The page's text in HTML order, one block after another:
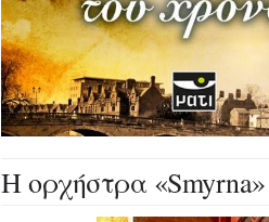
H oρχήστρα